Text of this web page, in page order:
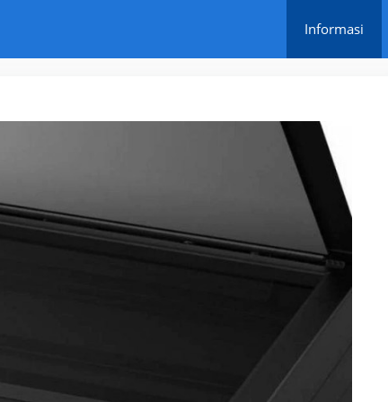
Informasi